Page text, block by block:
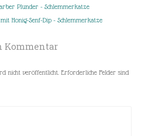
Plunder - Schlemmerkatze
Honig-Senf-Dip - Schlemmerkatze
Kommentar
nicht veröffentlicht. Erforderliche Felder sind